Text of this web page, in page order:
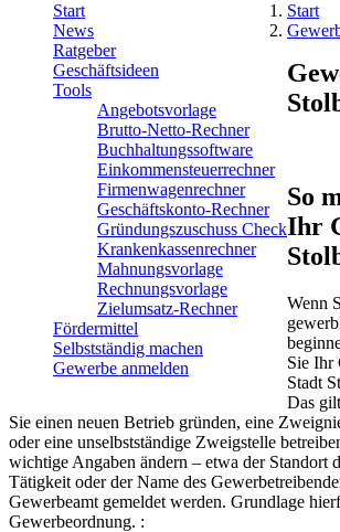
Start
News
Ratgeber
Geschäftsideen
Tools
Angebotsvorlage
Brutto-Netto-Rechner
Buchhaltungssoftware
Einkommensteuerrechner
Firmenwagenrechner
Geschäftskonto-Rechner
Gründungszuschuss Check
Krankenkassenrechner
Mahnungsvorlage
Rechnungsvorlage
Zielumsatz-Rechner
Fördermittel
Selbstständig machen
Gewerbe anmelden
Start
So
Ihr
Wenn
Sie Ihr
Stadt
Das
Sie einen neuen Betrieb gründen, eine
oder eine unselbstständige Zweigstelle
wichtige Angaben ändern – etwa der Standort
Tätigkeit oder der Name des
Gewerbeamt gemeldet werden. Grundlage
Gewerbeordnung. :